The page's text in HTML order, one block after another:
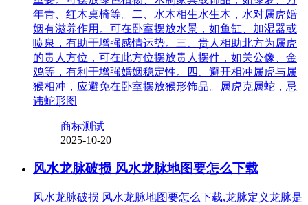
年青、红木桌椅等。二、水木相生水生木，水对属虎婚
姻有滋养作用。可在卧室摆放水景，如鱼缸、加湿器或
喷泉，有助于增强感情运势。三、贵人相助北方为属虎
的贵人方位，可在此方位摆放贵人摆件，如关公像、金
鸡等，有利于增强婚姻稳定性。四、避开相冲属虎与属
猴相冲，应避免在卧室摆放猴形饰品。属虎克属蛇，忌
讳蛇形图
商标测试
2025-10-20
风水龙脉破损 风水龙脉地图要怎么下载
风水龙脉破损 风水龙脉地图要怎么下载,龙脉定义龙脉是